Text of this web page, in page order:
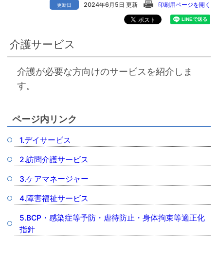
更新日 2024年6月5日 更新 印刷用ページを開く
介護サービス
介護が必要な方向けのサービスを紹介しま
す。
ページ内リンク
1.デイサービス
2.訪問介護サービス
3.ケアマネージャー
4.障害福祉サービス
5.BCP・感染症等予防・虐待防止・身体拘束等適正化
指針